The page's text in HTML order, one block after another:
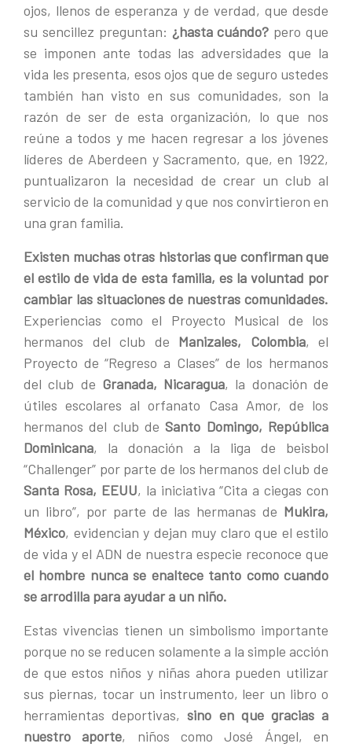
ojos, llenos de esperanza y de verdad, que desde
su sencillez preguntan: ¿hasta cuándo? pero que
se imponen ante todas las adversidades que la
vida les presenta, esos ojos que de seguro ustedes
también han visto en sus comunidades, son la
razón de ser de esta organización, lo que nos
reúne a todos y me hacen regresar a los jóvenes
líderes de Aberdeen y Sacramento, que, en 1922,
puntualizaron la necesidad de crear un club al
servicio de la comunidad y que nos convirtieron en
una gran familia.
Existen muchas otras historias que confirman que
el estilo de vida de esta familia, es la voluntad por
cambiar las situaciones de nuestras comunidades.
Experiencias como el Proyecto Musical de los
hermanos del club de Manizales, Colombia, el
Proyecto de “Regreso a Clases” de los hermanos
del club de Granada, Nicaragua, la donación de
útiles escolares al orfanato Casa Amor, de los
hermanos del club deSanto Domingo, República
Dominicana, la donación a la liga de beisbol
“Challenger” por parte de los hermanos del club de
Santa Rosa, EEUU, la iniciativa “Cita a ciegas con
un libro”, por parte de las hermanas de Mukira,
México, evidencian y dejan muy claro que el estilo
de vida y el ADN de nuestra especie reconoce que
el hombre nunca se enaltece tanto como cuando
se arrodilla para ayudar a un niño.
Estas vivencias tienen un simbolismo importante
porque no se reducen solamente a la simple acción
de que estos niños y niñas ahora pueden utilizar
sus piernas, tocar un instrumento, leer un libro o
herramientas deportivas,sino en que gracias a
nuestro aporte, niños como José Ángel, en